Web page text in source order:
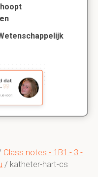
Class notes - 1B1 - 3 -
/ katheter-hart-cs